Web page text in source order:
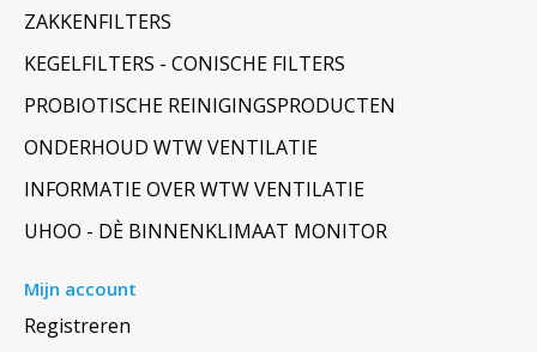
ZAKKENFILTERS
KEGELFILTERS - CONISCHE FILTERS
PROBIOTISCHE REINIGINGSPRODUCTEN
ONDERHOUD WTW VENTILATIE
INFORMATIE OVER WTW VENTILATIE
UHOO - DÈ BINNENKLIMAAT MONITOR
Mijn account
Registreren